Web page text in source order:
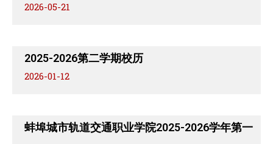
2026-05-21
2025-2026第二学期校历
2026-01-12
蚌埠城市轨道交通职业学院2025-2026学年第一